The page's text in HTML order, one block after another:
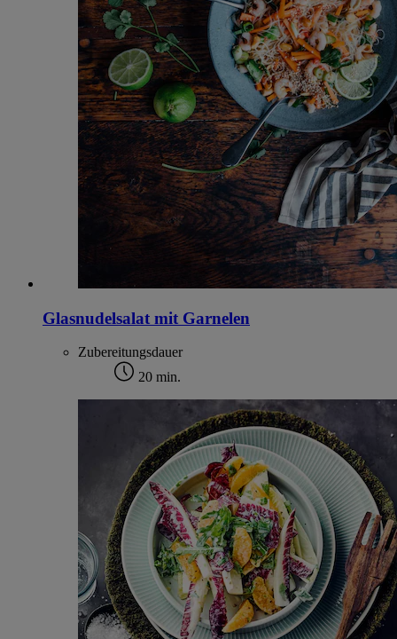
Glasnudelsalat mit Garnelen
Zubereitungsdauer
20 min.